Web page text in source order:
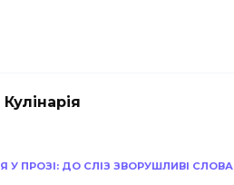
Кулінарія
У ПРОЗІ: ДО СЛІЗ ЗВОРУШЛИВІ СЛОВА